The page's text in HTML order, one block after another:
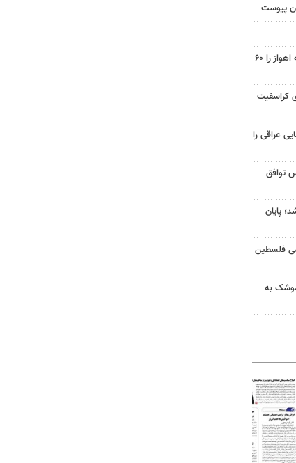
پیوست
احداث پل مسیر خسرج دسترسی به اهواز را ۶۰
کراسفیت
عراقی را
توافق
پایان
فلسطین
موشک به